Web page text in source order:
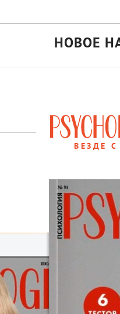
НОВОЕ
ВЕЗДЕ